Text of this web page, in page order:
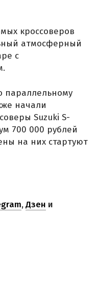
кроссоверов
атмосферный
с
параллельному
начали
Suzuki S-
700 000 рублей
на них стартуют
,Дзен и